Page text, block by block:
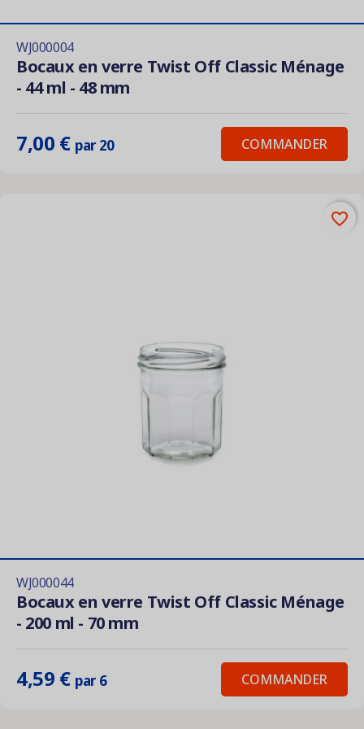
WJ000004
Bocaux en verre Twist Off Classic Ménage
- 44 ml - 48 mm
7,00 € par 20 COMMANDER
WJ000044
Bocaux en verre Twist Off Classic Ménage
- 200 ml - 70 mm
4,59 € par 6 COMMANDER
favorite_border